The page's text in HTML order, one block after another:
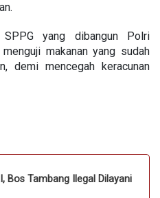
SPPG yang dibangun Polri
makanan yang sudah
demi mencegah keracunan
Bos Tambang Ilegal Dilayani